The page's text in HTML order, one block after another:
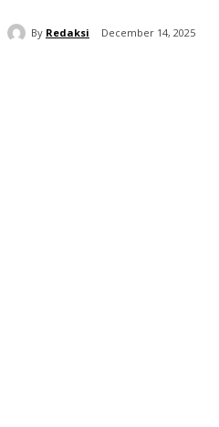
By Redaksi December 14, 2025